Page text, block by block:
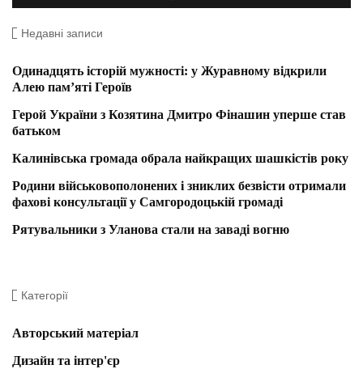
Недавні записи
Одинадцять історій мужності: у Журавному відкрили
Алею пам’яті Героїв
Герой України з Козятина Дмитро Фінашин уперше став
батьком
Калинівська громада обрала найкращих шашкістів року
Родини військовополонених і зниклих безвісти отримали
фахові консультації у Самгородоцькій громаді
Рятувальники з Уланова стали на заваді вогню
Категорії
Авторський матеріал
Дизайн та інтер'єр